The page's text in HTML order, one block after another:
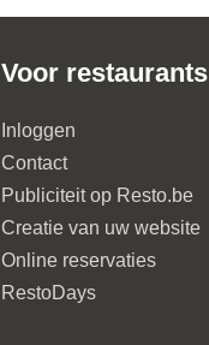
Voor restaurants
Inloggen
Contact
Publiciteit op Resto.be
Creatie van uw website
Online reservaties
RestoDays